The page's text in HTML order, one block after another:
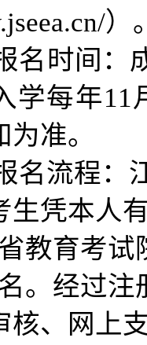
）
名时间：
学每年11
准。
名流程
生凭本人
教育考
。经过
核、网上